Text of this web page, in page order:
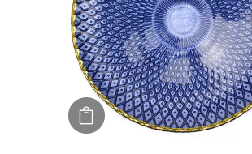
AGREGAR